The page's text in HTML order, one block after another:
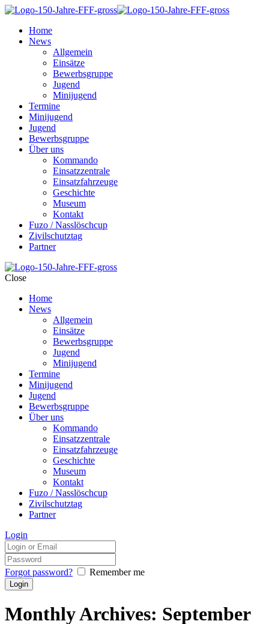
Home
News
Allgemein
Einsätze
Bewerbsgruppe
Jugend
Minijugend
Termine
Minijugend
Jugend
Bewerbsgruppe
Über uns
Kommando
Einsatzzentrale
Einsatzfahrzeuge
Geschichte
Museum
Kontakt
Fuzo / Nasslöschcup
Zivilschutztag
Partner
Close
Home
News
Allgemein
Einsätze
Bewerbsgruppe
Jugend
Minijugend
Termine
Minijugend
Jugend
Bewerbsgruppe
Über uns
Kommando
Einsatzzentrale
Einsatzfahrzeuge
Geschichte
Museum
Kontakt
Fuzo / Nasslöschcup
Zivilschutztag
Partner
Login
Forgot password? Remember me
Monthly Archives: September